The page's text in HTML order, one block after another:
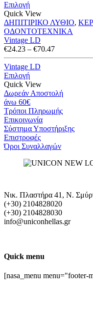
Επιλογή
Quick View
ΔΗΠΙΤΙΡΙΚΟ ΛΥΘΙΟ,
ΟΔΟΝΤΟΤΕΧΝΙΚΑ
Vintage LD
€24.23 – €70.47Price
range:
Vintage LD
Επιλογή
Quick View
Δωρεάν Αποστολή
άνω 60€
Τρόποι Πληρωμής
Eπικοινωνία
Σύστημα Υποστήριξης
Επιστροφές
Όροι Συναλλαγών
Νικ. Πλαστήρα 41, Ν.
(+30) 2104828020
(+30) 2104828030
info@uniconhellas.gr
Quick menu
[nasa_menu